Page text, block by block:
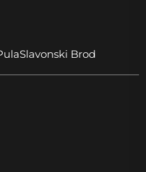
Slavonski Brod